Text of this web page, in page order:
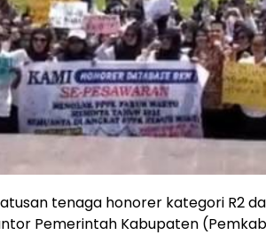
tenaga honorer kategori R2
Pemerintah Kabupaten